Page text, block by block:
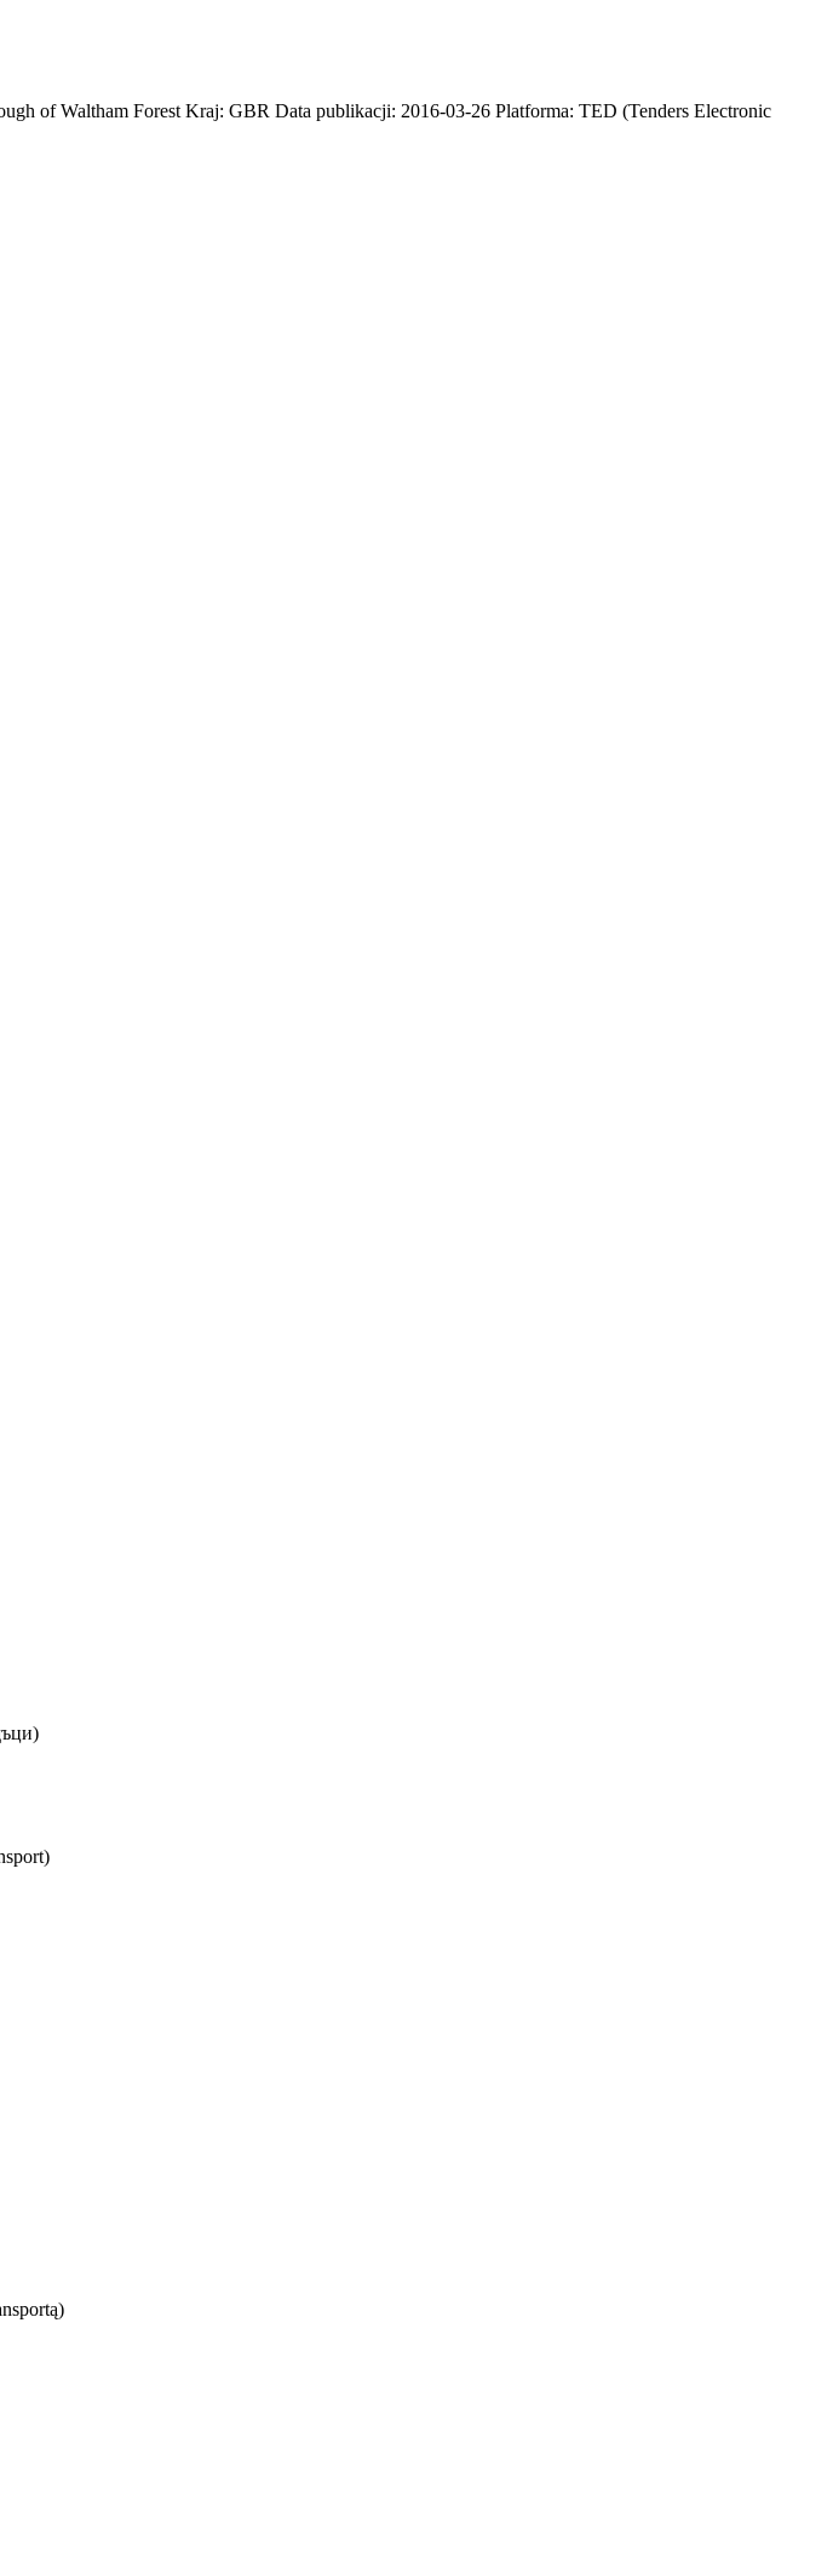
of Waltham Forest Kraj: GBR Data publikacji: 2016-03-26 Platforma: TED (Tenders Electronic